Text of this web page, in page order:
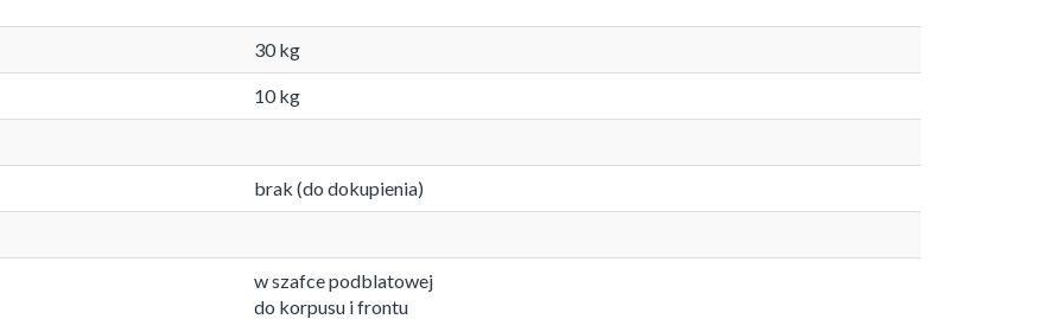
30 kg
10 kg
brak (do dokupienia)
w szafce podblatowej
do korpusu i frontu